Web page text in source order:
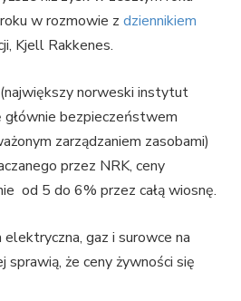
w rozmowie z dziennikiem
Kjell Rakkenes.
norweski instytut
głównie bezpieczeństwem
zarządzaniem zasobami)
przez NRK, ceny
od 5 do 6% przez całą wiosnę.
gaz i surowce na
sprawią, że ceny żywności się